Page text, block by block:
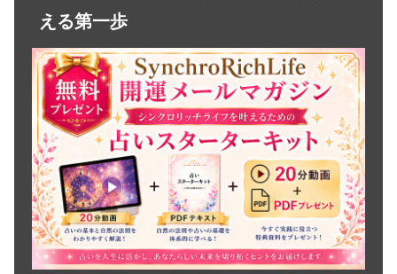
える第一歩